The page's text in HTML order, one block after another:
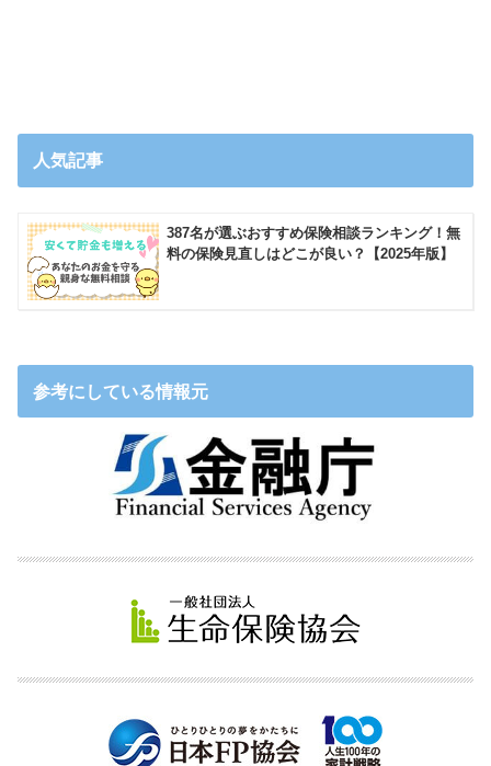
人気記事
387名が選ぶおすすめ保険相談ランキング！無
料の保険見直しはどこが良い？【2025年版】
参考にしている情報元